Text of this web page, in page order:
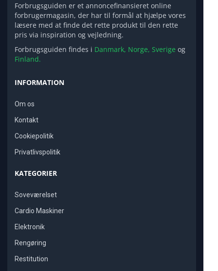
Forbrugsguiden er et annoncefinansieret online
forbrugermagasin, der har til formål at hjælpe vores
læsere med at finde det rette produkt til den rette
pris via inspiration og vejledning.
Forbrugsguiden findes i Danmark, Norge, Sverige og
Finland.
INFORMATION
Om os
Kontakt
Cookiepolitik
Privatlivspolitik
KATEGORIER
Soveværelset
Cardio Maskiner
Elektronik
Rengøring
Restitution